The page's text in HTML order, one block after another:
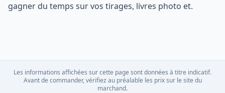
gagner du temps sur vos tirages, livres photo et.
Les informations affichées sur cette page sont données à titre indicatif.
Avant de commander, vérifiez au préalable les prix sur le site du
marchand.